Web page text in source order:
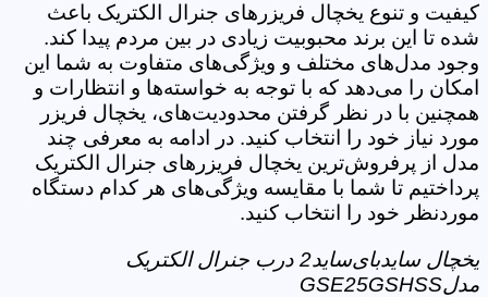
کیفیت و تنوع یخچال فریزرهای جنرال الکتریک باعث
شده تا این برند محبوبیت زیادی در بین مردم پیدا کند.
وجود مدل‌های مختلف و ویژگی‌های متفاوت به شما این
امکان را می‌دهد که با توجه به خواسته‌ها و انتظارات و
همچنین با در نظر گرفتن محدودیت‌های، یخچال فریزر
مورد نیاز خود را انتخاب کنید. در ادامه به معرفی چند
مدل از پرفروش‌ترین یخچال فریزرهای جنرال الکتریک
پرداختیم تا شما با مقایسه ویژگی‌های هر کدام دستگاه
موردنظر خود را انتخاب کنید.
یخچال سایدبای‌ساید2 درب جنرال الکتریک
مدلGSE25GSHSS